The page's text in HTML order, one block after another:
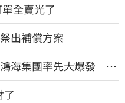
全賣光了
出補償方案
海集團率先大爆發 台
了